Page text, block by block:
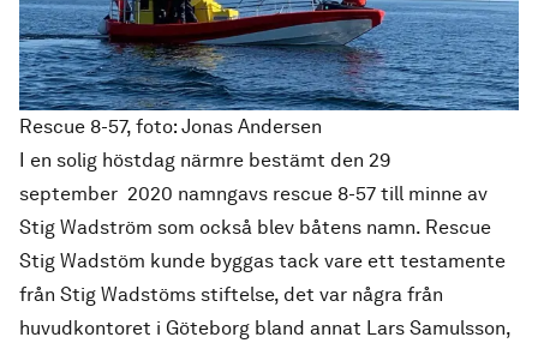
Rescue 8-57, foto: Jonas Andersen
I en solig höstdag närmre bestämt den 29
september 2020 namngavs rescue 8-57 till minne av
Stig Wadström som också blev båtens namn. Rescue
Stig Wadstöm kunde byggas tack vare ett testamente
från Stig Wadstöms stiftelse, det var några från
huvudkontoret i Göteborg bland annat Lars Samulsson,